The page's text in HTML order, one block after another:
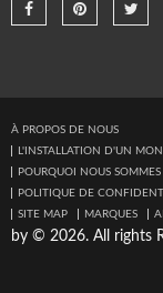
À PROPOS DE NOUS
L'INSTALLATION D'UN
POURQUOI NOUS
POLITIQUE DE
SITE MAP
MARQUES
by © 2026. All rights